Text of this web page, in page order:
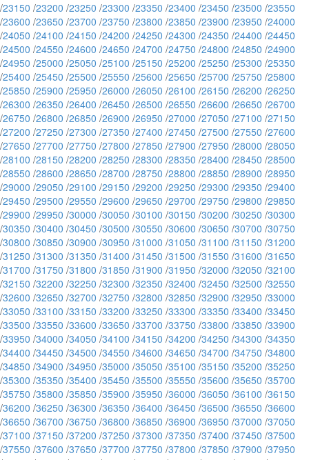
/23150 /23200 /23250 /23300 /23350 /23400 /23450 /23500 /23550
/23600 /23650 /23700 /23750 /23800 /23850 /23900 /23950 /24000
/24050 /24100 /24150 /24200 /24250 /24300 /24350 /24400 /24450
/24500 /24550 /24600 /24650 /24700 /24750 /24800 /24850 /24900
/24950 /25000 /25050 /25100 /25150 /25200 /25250 /25300 /25350
/25400 /25450 /25500 /25550 /25600 /25650 /25700 /25750 /25800
/25850 /25900 /25950 /26000 /26050 /26100 /26150 /26200 /26250
/26300 /26350 /26400 /26450 /26500 /26550 /26600 /26650 /26700
/26750 /26800 /26850 /26900 /26950 /27000 /27050 /27100 /27150
/27200 /27250 /27300 /27350 /27400 /27450 /27500 /27550 /27600
/27650 /27700 /27750 /27800 /27850 /27900 /27950 /28000 /28050
/28100 /28150 /28200 /28250 /28300 /28350 /28400 /28450 /28500
/28550 /28600 /28650 /28700 /28750 /28800 /28850 /28900 /28950
/29000 /29050 /29100 /29150 /29200 /29250 /29300 /29350 /29400
/29450 /29500 /29550 /29600 /29650 /29700 /29750 /29800 /29850
/29900 /29950 /30000 /30050 /30100 /30150 /30200 /30250 /30300
/30350 /30400 /30450 /30500 /30550 /30600 /30650 /30700 /30750
/30800 /30850 /30900 /30950 /31000 /31050 /31100 /31150 /31200
/31250 /31300 /31350 /31400 /31450 /31500 /31550 /31600 /31650
/31700 /31750 /31800 /31850 /31900 /31950 /32000 /32050 /32100
/32150 /32200 /32250 /32300 /32350 /32400 /32450 /32500 /32550
/32600 /32650 /32700 /32750 /32800 /32850 /32900 /32950 /33000
/33050 /33100 /33150 /33200 /33250 /33300 /33350 /33400 /33450
/33500 /33550 /33600 /33650 /33700 /33750 /33800 /33850 /33900
/33950 /34000 /34050 /34100 /34150 /34200 /34250 /34300 /34350
/34400 /34450 /34500 /34550 /34600 /34650 /34700 /34750 /34800
/34850 /34900 /34950 /35000 /35050 /35100 /35150 /35200 /35250
/35300 /35350 /35400 /35450 /35500 /35550 /35600 /35650 /35700
/35750 /35800 /35850 /35900 /35950 /36000 /36050 /36100 /36150
/36200 /36250 /36300 /36350 /36400 /36450 /36500 /36550 /36600
/36650 /36700 /36750 /36800 /36850 /36900 /36950 /37000 /37050
/37100 /37150 /37200 /37250 /37300 /37350 /37400 /37450 /37500
/37550 /37600 /37650 /37700 /37750 /37800 /37850 /37900 /37950